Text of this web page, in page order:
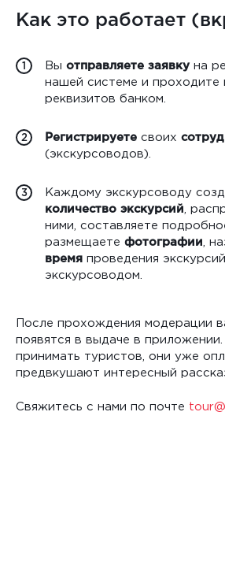
Как это работает
Вы отправляете заявку на
нашей системе и проходите
реквизитов банком.
2 Регистрируете своих
(экскурсоводов).
3 Каждому экскурсоводу
количество экскурсий ,
ними, составляете
размещаете фотографии ,
время проведения
экскурсоводом.
После прохождения модерации
появятся в выдаче в приложении.
принимать туристов, они уже
предвкушают интересный
Cвяжитесь с нами по почте